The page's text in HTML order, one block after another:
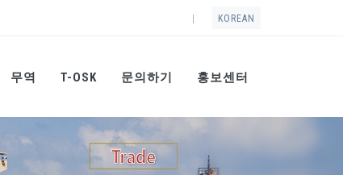
| KOREAN
무역 T-OSK 문의하기 홍보센터